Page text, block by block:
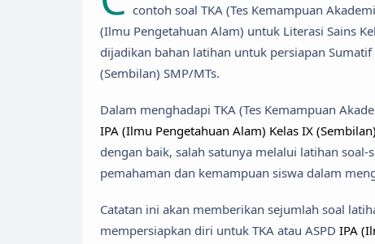
contoh soal TKA (Tes Kemampuan
(Ilmu Pengetahuan Alam) untuk Literasi Sains
dijadikan bahan latihan untuk persiapan
(Sembilan) SMP/MTs.
Dalam menghadapi TKA (Tes Kemampuan
IPA (Ilmu Pengetahuan Alam) Kelas IX
dengan baik, salah satunya melalui latihan
pemahaman dan kemampuan siswa dalam
Catatan ini akan memberikan sejumlah soal
mempersiapkan diri untuk TKA atau ASPD IPA